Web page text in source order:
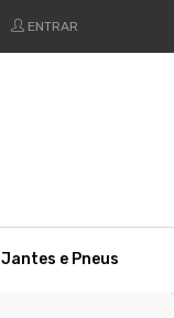
ENTRAR
Jantes e Pneus